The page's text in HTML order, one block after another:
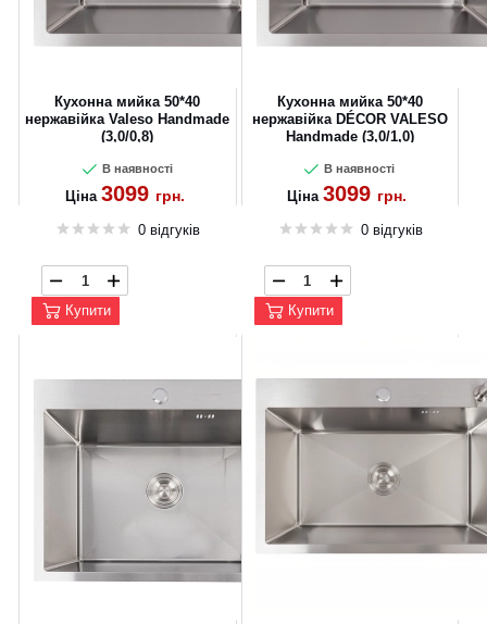
Кухонна мийка 50*40
нержавійка Valeso Handmade
(3,0/0,8)
В наявності
Ціна 3099 грн.
0 відгуків
Купити
Кухонна мийка 50*40
нержавійка DÉCOR VALESO
Handmade (3,0/1,0)
В наявності
Ціна 3099 грн.
0 відгуків
Купити